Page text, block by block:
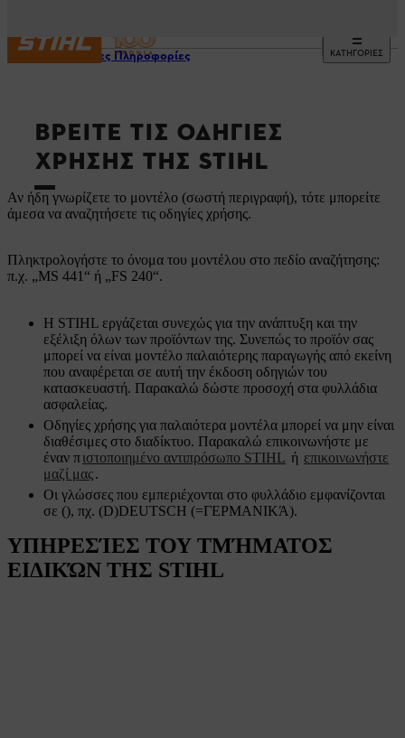
ΚΑΤΗΓΟΡΙΕΣ
Χρήσιμες Πληροφορίες
ΒΡΕΊΤΕ ΤΙΣ ΟΔΗΓΊΕΣ
ΧΡΉΣΗΣ ΤΗΣ STIHL
Αν ήδη γνωρίζετε το μοντέλο (σωστή περιγραφή), τότε μπορείτε
άμεσα να αναζητήσετε τις οδηγίες χρήσης.
Πληκτρολογήστε το όνομα του μοντέλου στο πεδίο αναζήτησης:
π.χ. „MS 441“ ή „FS 240“.
Η STIHL εργάζεται συνεχώς για την ανάπτυξη και την
εξέλιξη όλων των προϊόντων της. Συνεπώς το προϊόν σας
μπορεί να είναι μοντέλο παλαιότερης παραγωγής από εκείνη
που αναφέρεται σε αυτή την έκδοση οδηγιών του
κατασκευαστή. Παρακαλώ δώστε προσοχή στα φυλλάδια
ασφαλείας.
Οδηγίες χρήσης για παλαιότερα μοντέλα μπορεί να μην είναι
διαθέσιμες στο διαδίκτυο. Παρακαλώ επικοινωνήστε με
έναν πιστοποιημένο αντιπρόσωπο STIHL ή επικοινωνήστε
μαζί μας.
Οι γλώσσες που εμπεριέχονται στο φυλλάδιο εμφανίζονται
σε (), πχ. (D)DEUTSCH (=ΓΕΡΜΑΝΙΚΆ).
ΥΠΗΡΕΣΊΕΣ ΤΟΥ ΤΜΉΜΑΤΟΣ
ΕΙΔΙΚΏΝ ΤΗΣ STIHL